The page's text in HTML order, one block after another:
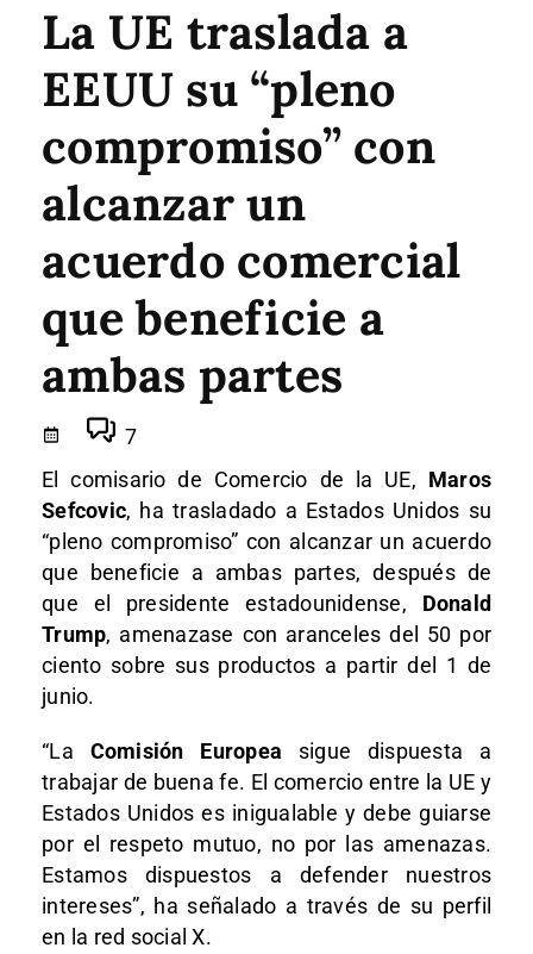
La UE traslada a
EEUU su “pleno
compromiso” con
alcanzar un
acuerdo comercial
que beneficie a
ambas partes
7
El comisario de Comercio de la UE, Maros
Sefcovic, ha trasladado a Estados Unidos su
“pleno compromiso” con alcanzar un acuerdo
que beneficie a ambas partes, después de
que el presidente estadounidense, Donald
Trump, amenazase con aranceles del 50 por
ciento sobre sus productos a partir del 1 de
junio.
“La Comisión Europea sigue dispuesta a
trabajar de buena fe. El comercio entre la UE y
Estados Unidos es inigualable y debe guiarse
por el respeto mutuo, no por las amenazas.
Estamos dispuestos a defender nuestros
intereses”, ha señalado a través de su perfil
en la red social X.